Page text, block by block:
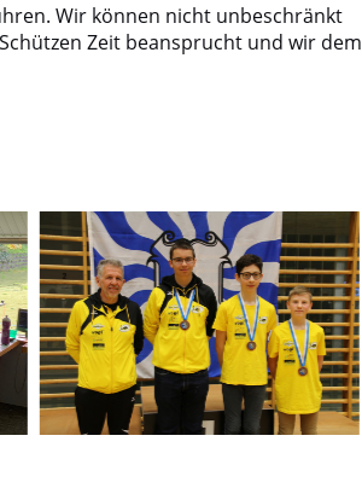
Wir können nicht unbeschränkt
Zeit beansprucht und wir dem